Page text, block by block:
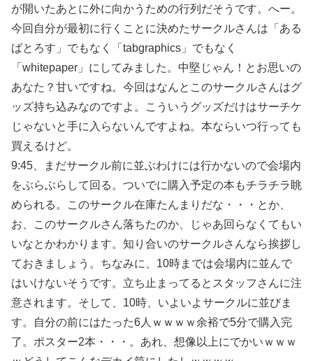
が開いたあとに外に向かうための行列だそうです。へー。
今回自分が最初に行くことに決めたサークルさんは「ある
ばとろす」でもなく「tabgraphics」でもなく
「whitepaper」にしてみました。中堅じゃん！とお思いの
あなた？甘いですね。今回はなんとこのサークルさんはグ
ッズ持ち込みなのですよ。こういうグッズだけはサーチケ
じゃないと手に入らないんですよね。本ならいつ行っても
買えるけど。
9:45、まだサークル前に並ぶわけには行かないので会場内
をぶらぶらして回る。ついでに購入予定の本もチラチラ眺
められる。このサークル在庫たんまりだな・・・とか、
お、このサークルさん落ちたのか、じゃあ回らなくてもい
いなとかわかります。知り合いのサークルさんなら挨拶し
ておきましょう。ちなみに、10時までは会場内に並んで
はいけないそうです。立ち止まってるとスタッフさんに注
意されます。そして、10時、いよいよサークルに並びま
す。自分の前にはたった6人ｗｗｗｗ余裕で5分で購入完
了。ポスター2本・・・。あれ、想像以上にでかいｗｗｗ